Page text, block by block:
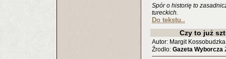
Spór o historię to
tureckich.
Do tekstu..
Czy to już
Autor: Margit Kossobudzka
Źrodło: Gazeta Wyborcza